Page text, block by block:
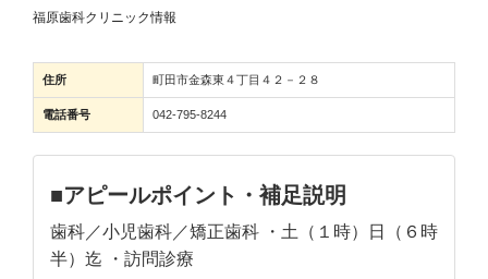
福原歯科クリニック情報
住所 町田市金森東４丁目４２－２８
電話番号 042-795-8244
■アピールポイント・補足説明
歯科／小児歯科／矯正歯科 ・土（１時）日（６時
半）迄 ・訪問診療